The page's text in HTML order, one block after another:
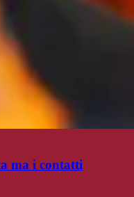
ma i contatti